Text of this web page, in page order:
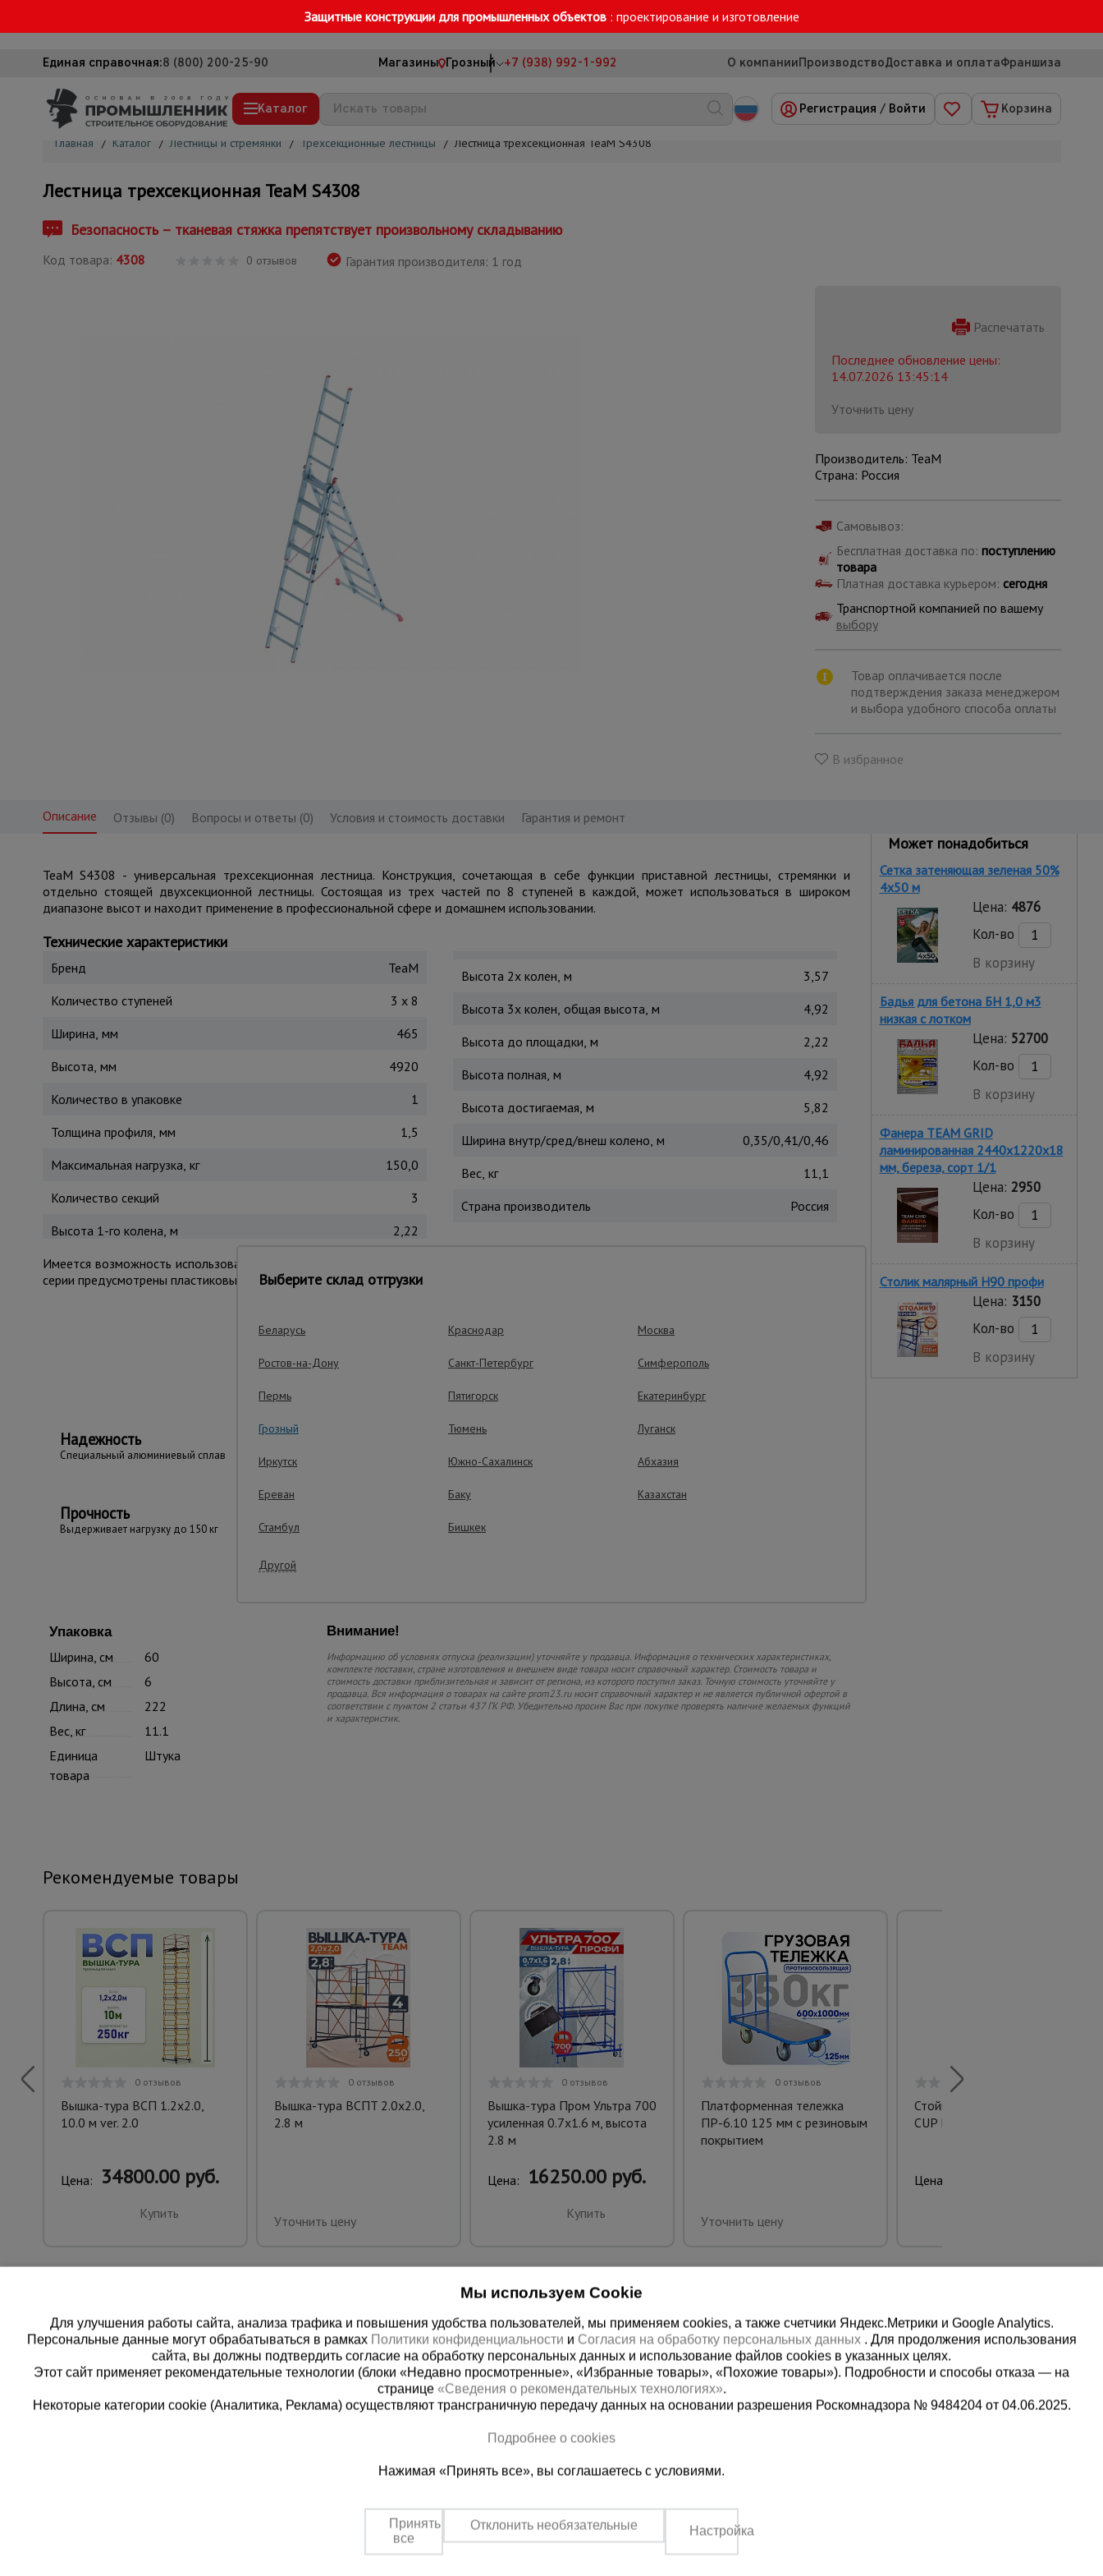
Защитные конструкции для промышленных объектов : проектирование и изготовление
Единая справочная:8 (800) 200-25-90 Магазины Грозный +7 (938) 992-1-992 О компанииПроизводствоДоставка и оплатаФраншиза
Каталог
Вышки-туры
Вибротехника для строительства
Оборудование для работы с арматурой
Оборудование для бетонных работ
Тачки строительные и садовые
Лестницы и стремянки
Штукатурные комплекты
Сварочные аппараты
товаров
Регистрация / Войти Корзина
Главная / Каталог / Лестницы и стремянки / Трехсекционные лестницы / Лестница трехсекционная TeaM S4308
Лестница трехсекционная TeaM S4308
Безопасность – тканевая стяжка препятствует произвольному складыванию
Код товара: 4308 0 отзывов Гарантия производителя: 1 год
Распечатать
Последнее обновление цены:
14.07.2026 13:45:14
Уточнить цену
Производитель: TeaM
Страна: Россия
Самовывоз:
Бесплатная доставка по: поступлению
товара
Платная доставка курьером: сегодня
Транспортной компанией по вашему
выбору
Товар оплачивается после
подтверждения заказа менеджером
и выбора удобного способа оплаты
В избранное
Описание Отзывы (0) Вопросы и ответы (0) Условия и стоимость доставки Гарантия и ремонт
TeaM S4308 - универсальная трехсекционная лестница. Конструкция, сочетающая в себе функции приставной лестницы, стремянки и
отдельно стоящей двухсекционной лестницы. Состоящая из трех частей по 8 ступеней в каждой, может использоваться в широком
диапазоне высот и находит применение в профессиональной сфере и домашнем использовании.
Технические характеристики
Бренд
TeaM
Количество ступеней
3 x 8
Ширина, мм
465
Высота, мм
4920
Количество в упаковке
1
Толщина профиля, мм
1,5
Максимальная нагрузка, кг
150,0
Количество секций
3
Высота 1-го колена, м
2,22
Высота 2х колен, м
3,57
Высота 3х колен, общая высота, м
4,92
Высота до площадки, м
2,22
Высота полная, м
4,92
Высота достигаемая, м
5,82
Ширина внутр/сред/внеш колено, м
0,35/0,41/0,46
Вес, кг
11,1
Страна производитель
Россия
Имеется возможность использовать верхнюю секцию как отдельную небольшую приставную лестницу. У трехсекционной лестницы данной
серии предусмотрены пластиковые ребристые накладки в 4-х местах прилегания к поверхности на все случаи трансформации.
Надежность
Cпециальный алюминиевый сплав
Прочность
Выдерживает нагрузку до 150 кг
Устойчивость
Широкая перекладина с пластиковыми
ножками в основании лестницы
Упаковка
Ширина, см
60
Высота, см
6
Длина, см
222
Вес, кг
11.1
Единица
товара
Штука
Внимание!
Информацию об условиях отпуска (реализации) уточняйте у продавца. Информация о технических характеристиках,
комплекте поставки, стране изготовления и внешнем виде товара носит справочный характер. Стоимость товара и
стоимость доставки приблизительная и зависит от региона, из которого поступил заказ. Точную стоимость уточняйте у
продавца. Вся информация о товарах на сайте prom23.ru носит справочный характер и не является публичной офертой в
соответствии с пунктом 2 статьи 437 ГК РФ. Убедительно просим Вас при покупке проверять наличие желаемых функций
и характеристик.
Может понадобиться
Сетка затеняющая зеленая 50%
4х50 м
Цена: 4876
Кол-во
В корзину
Бадья для бетона БН 1,0 м3
низкая c лотком
Цена: 52700
Кол-во
В корзину
Фанера TEAM GRID
ламинированная 2440х1220х18
мм, береза, сорт 1/1
Цена: 2950
Кол-во
В корзину
Столик малярный H90 профи
Цена: 3150
Кол-во
В корзину
Рекомендуемые товары
0 отзывов
Вышка-тура ВСП 1.2х2.0,
10.0 м ver. 2.0
Цена: 34800.00 руб.
Купить
0 отзывов
Вышка-тура ВСПT 2.0х2.0,
2.8 м
Уточнить цену
0 отзывов
Вышка-тура Пром Ультра 700
усиленная 0.7х1.6 м, высота
2.8 м
Цена: 16250.00 руб.
Купить
0 отзывов
Платформенная тележка
ПР-6.10 125 мм с резиновым
покрытием
Уточнить цену
Стойка опалубки чашечная
CUP LOCK 3,0 м, шаг 0,5 м
Цена:
8 (800) 200-25-90
Заказать звонок
+7 (938) 992-1-992
Заказать звонок
Вс: выходной
Выберите склад отгрузки
Беларусь Краснодар Москва
Ростов-на-Дону Санкт-Петербург Симферополь
Пермь Пятигорск Екатеринбург
Грозный Тюмень Луганск
Иркутск Южно-Сахалинск Абхазия
Ереван Баку Казахстан
Стамбул Бишкек
Другой
Мы используем Cookie
Для улучшения работы сайта, анализа трафика и повышения удобства пользователей, мы применяем cookies, а также счетчики Яндекс.Метрики и Google Analytics.
Персональные данные могут обрабатываться в рамках Политики конфиденциальности и Согласия на обработку персональных данных . Для продолжения использования
сайта, вы должны подтвердить согласие на обработку персональных данных и использование файлов cookies в указанных целях.
Этот сайт применяет рекомендательные технологии (блоки «Недавно просмотренные», «Избранные товары», «Похожие товары»). Подробности и способы отказа — на
странице «Сведения о рекомендательных технологиях».
Некоторые категории cookie (Аналитика, Реклама) осуществляют трансграничную передачу данных на основании разрешения Роскомнадзора № 9484204 от 04.06.2025.
Подробнее о cookies
Нажимая «Принять все», вы соглашаетесь с условиями.
Принять
все
Отклонить необязательные Настройка